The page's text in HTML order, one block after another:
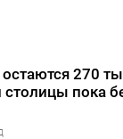
270
столицы пока